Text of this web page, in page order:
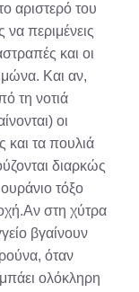
αριστερό του
περιμένεις
και οι
Και αν,
τη νοτιά
οι
και τα πουλιά
διαρκώς
τόξο
στη χύτρα
βγαίνουν
όταν
ολόκληρη